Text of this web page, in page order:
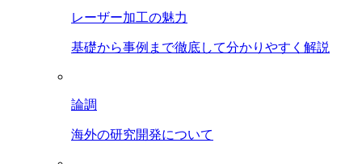
レーザー加工の魅力
基礎から事例まで徹底して分かりやすく解説
論調
海外の研究開発について